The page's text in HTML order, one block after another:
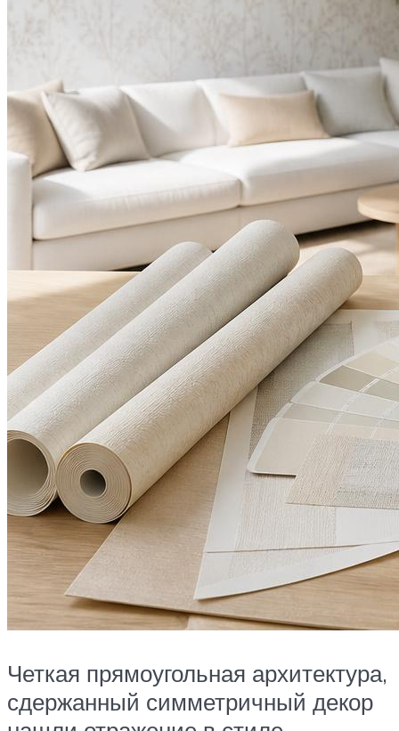
Четкая прямоугольная архитектура,
сдержанный симметричный декор